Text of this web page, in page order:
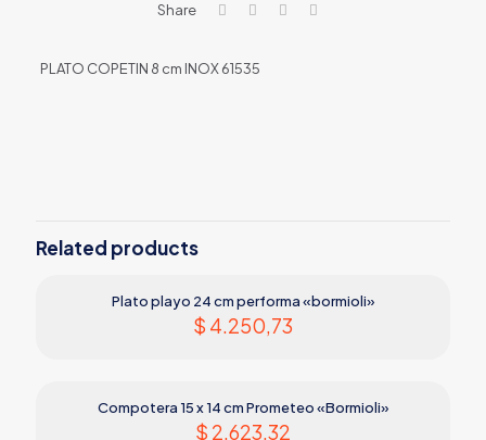
Share
PLATO COPETIN 8 cm INOX 61535
Related products
Plato playo 24 cm performa «bormioli»
$ 4.250,73
Compotera 15 x 14 cm Prometeo «Bormioli»
$ 2.623,32